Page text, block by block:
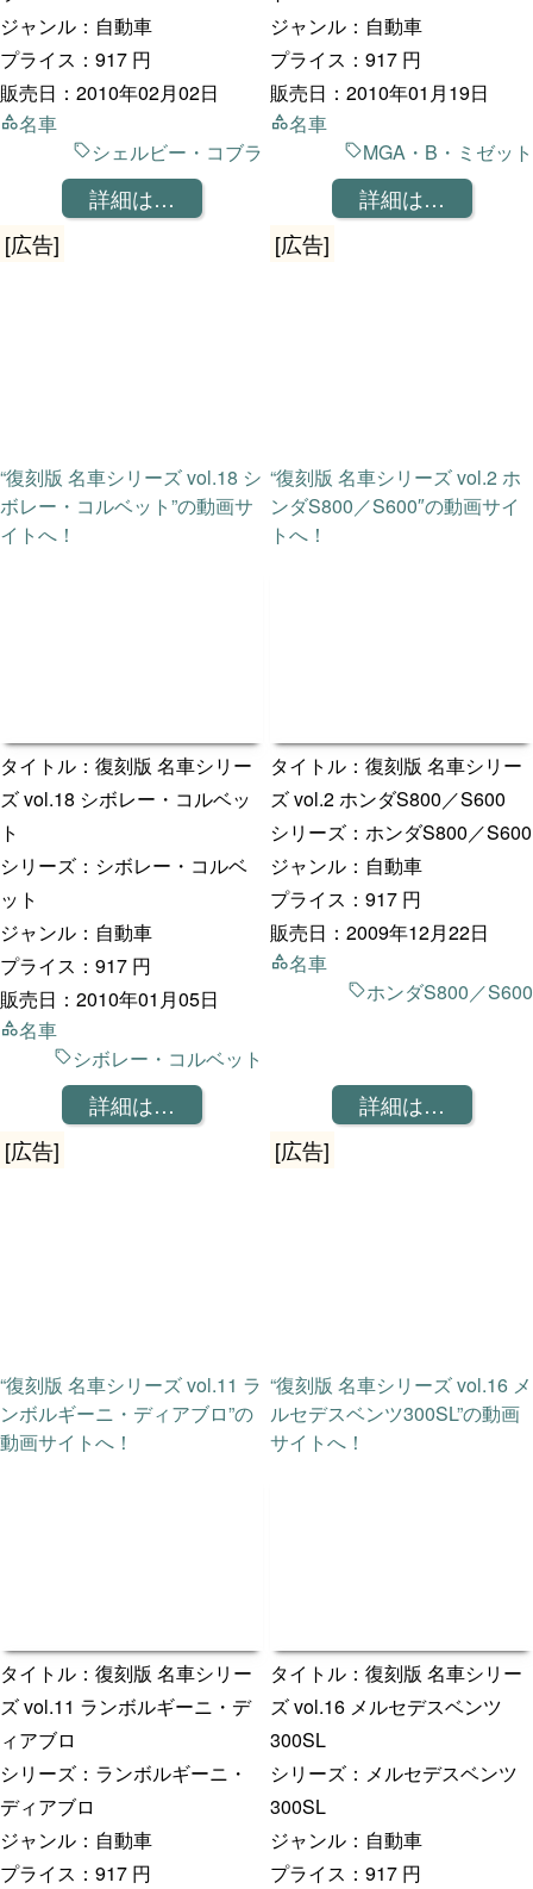
ジャンル：自動車
プライス：917 円
販売日：2010年02月02日
名車
シェルビー・コブラ
詳細は…
ジャンル：自動車
プライス：917 円
販売日：2010年01月19日
名車
MGA・B・ミゼット
詳細は…
[広告]
“復刻版 名車シリーズ vol.18 シ
ボレー・コルベット”の動画サ
イトへ！
タイトル：復刻版 名車シリー
ズ vol.18 シボレー・コルベッ
ト
シリーズ：シボレー・コルベ
ット
ジャンル：自動車
プライス：917 円
販売日：2010年01月05日
名車
シボレー・コルベット
詳細は…
[広告]
“復刻版 名車シリーズ vol.2 ホ
ンダS800／S600″の動画サイ
トへ！
タイトル：復刻版 名車シリー
ズ vol.2 ホンダS800／S600
シリーズ：ホンダS800／S600
ジャンル：自動車
プライス：917 円
販売日：2009年12月22日
名車
ホンダS800／S600
詳細は…
[広告]
“復刻版 名車シリーズ vol.11 ラ
ンボルギーニ・ディアブロ”の
動画サイトへ！
タイトル：復刻版 名車シリー
ズ vol.11 ランボルギーニ・デ
ィアブロ
シリーズ：ランボルギーニ・
ディアブロ
ジャンル：自動車
プライス：917 円
[広告]
“復刻版 名車シリーズ vol.16 メ
ルセデスベンツ300SL”の動画
サイトへ！
タイトル：復刻版 名車シリー
ズ vol.16 メルセデスベンツ
300SL
シリーズ：メルセデスベンツ
300SL
ジャンル：自動車
プライス：917 円